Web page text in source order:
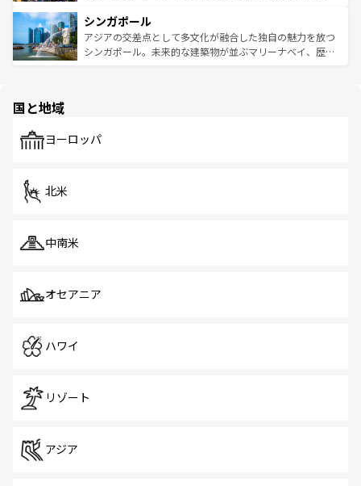
参照してほしい。
激する。気候は一年中温暖で、どの季節にも異なる楽しみ
が待っている。親しみやすいタイの人々、仏教を中心とし
た文化、そして多様な観光資源が、訪れる旅人を魅了し続
み、どこを訪れても感動するはず。観光スポットが密集し
ており、効率よく見どころを回れるのも魅力。息をのむよ
うな絶景から文化的な体験まで、香港を存分に楽しみ尽く
シンガポール
アジアの交差点として多文化が融合した独自の魅力を放つ
シンガポール。未来的な建築物が並ぶマリーナベイ、歴史
で、ホーカーズは地元の風情を楽しめる外せないスポット
国と地域
ヨーロッパ
北米
中南米
オセアニア
ハワイ
リゾート
アジア